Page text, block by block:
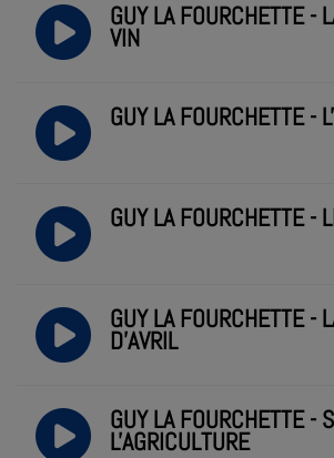
GUY LA FOURCHETTE -
VIN
GUY LA FOURCHETTE -
GUY LA FOURCHETTE -
GUY LA FOURCHETTE -
D'AVRIL
GUY LA FOURCHETTE -
L'AGRICULTURE